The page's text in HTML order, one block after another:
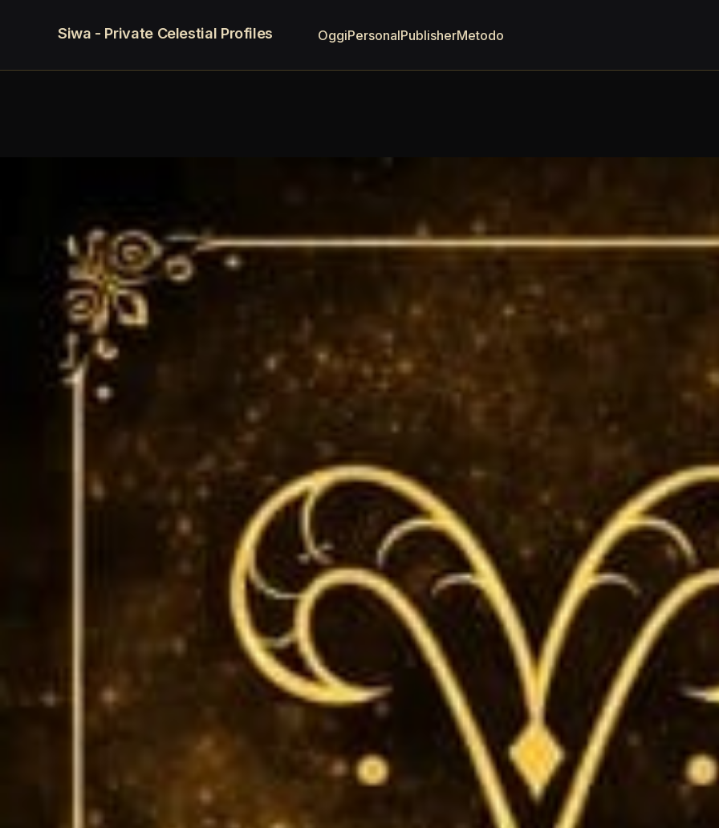
Siwa - Private Celestial Profiles OggiPersonalPublisherMetodo